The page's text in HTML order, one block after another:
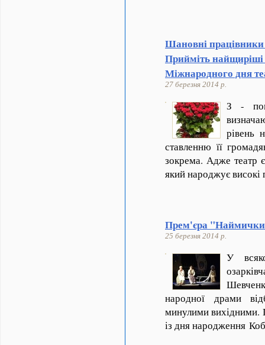
Шановні
Прийміть найщиріші
Міжнародного дня
27 березня 2014 р.
З -
рівень
ставленню її
зокрема. Адже театр
який народжує
Прем'єра "Наймички"
25 березня 2014 р.
У
народної драми
минулими вихідними.
із дня народження